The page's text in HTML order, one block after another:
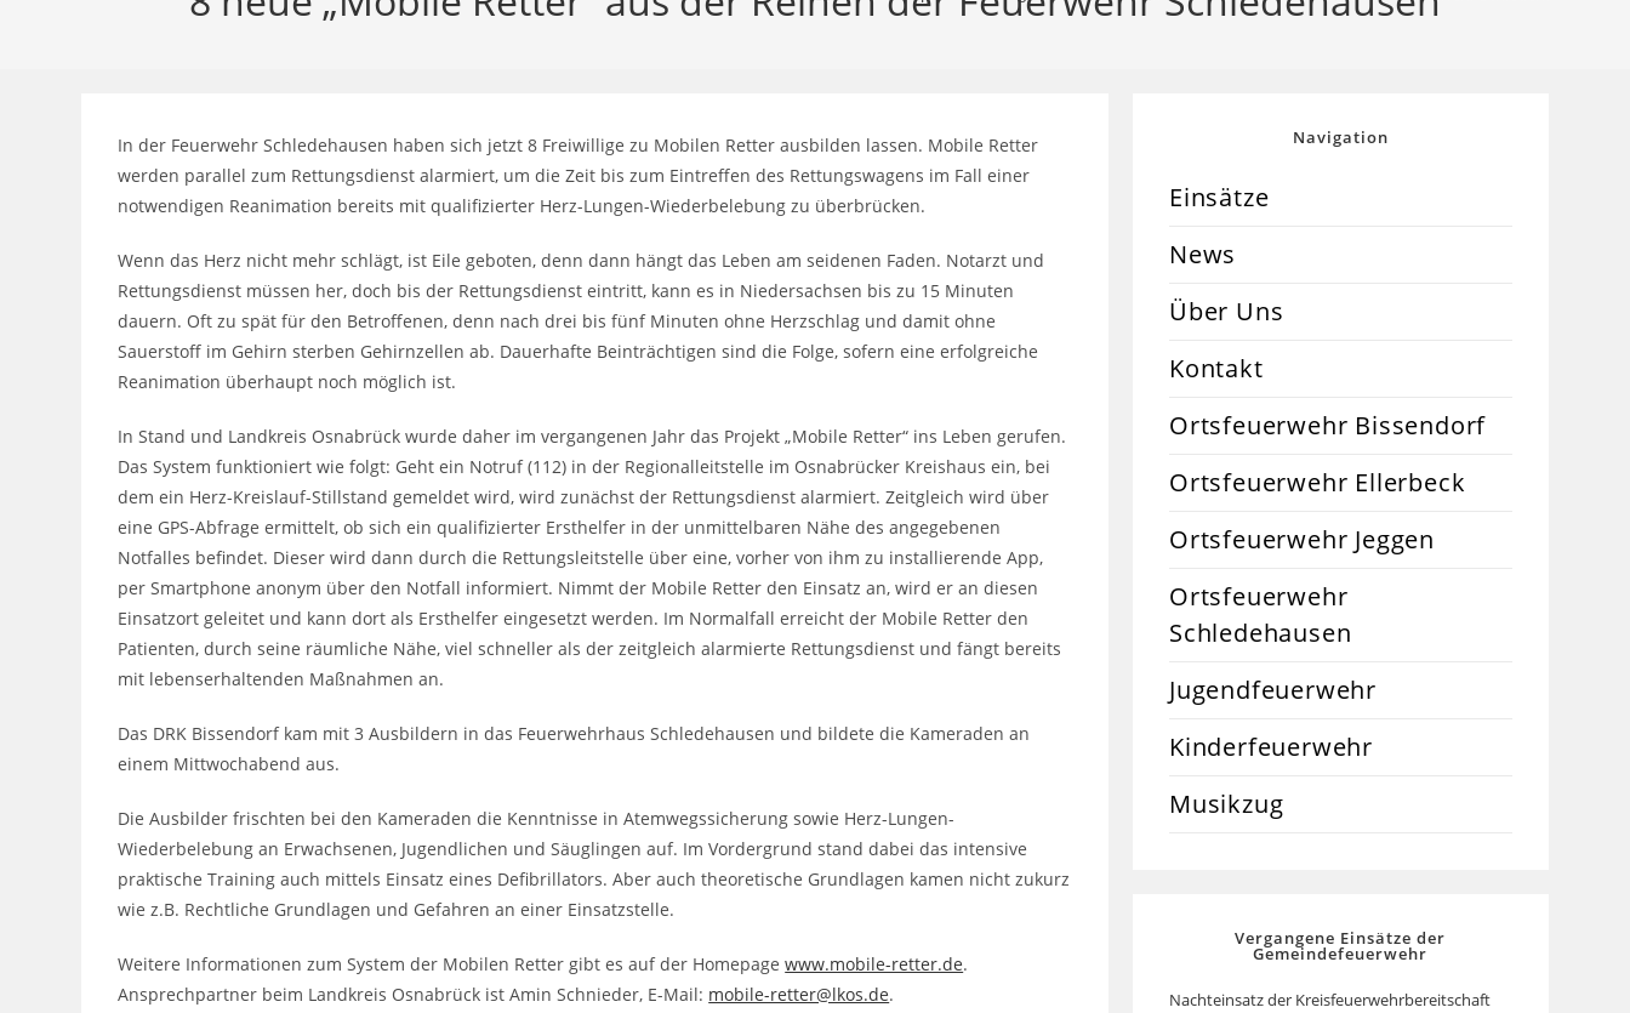
In der Feuerwehr Schledehausen haben sich jetzt 8 Freiwillige zu Mobilen Retter ausbilden lassen. Mobile Retter
werden parallel zum Rettungsdienst alarmiert, um die Zeit bis zum Eintreffen des Rettungswagens im Fall einer
notwendigen Reanimation bereits mit qualifizierter Herz-Lungen-Wiederbelebung zu überbrücken.
Wenn das Herz nicht mehr schlägt, ist Eile geboten, denn dann hängt das Leben am seidenen Faden. Notarzt und
Rettungsdienst müssen her, doch bis der Rettungsdienst eintritt, kann es in Niedersachsen bis zu 15 Minuten
dauern. Oft zu spät für den Betroffenen, denn nach drei bis fünf Minuten ohne Herzschlag und damit ohne
Sauerstoff im Gehirn sterben Gehirnzellen ab. Dauerhafte Beinträchtigen sind die Folge, sofern eine erfolgreiche
Reanimation überhaupt noch möglich ist.
In Stand und Landkreis Osnabrück wurde daher im vergangenen Jahr das Projekt „Mobile Retter“ ins Leben gerufen.
Das System funktioniert wie folgt: Geht ein Notruf (112) in der Regionalleitstelle im Osnabrücker Kreishaus ein, bei
dem ein Herz-Kreislauf-Stillstand gemeldet wird, wird zunächst der Rettungsdienst alarmiert. Zeitgleich wird über
eine GPS-Abfrage ermittelt, ob sich ein qualifizierter Ersthelfer in der unmittelbaren Nähe des angegebenen
Notfalles befindet. Dieser wird dann durch die Rettungsleitstelle über eine, vorher von ihm zu installierende App,
per Smartphone anonym über den Notfall informiert. Nimmt der Mobile Retter den Einsatz an, wird er an diesen
Einsatzort geleitet und kann dort als Ersthelfer eingesetzt werden. Im Normalfall erreicht der Mobile Retter den
Patienten, durch seine räumliche Nähe, viel schneller als der zeitgleich alarmierte Rettungsdienst und fängt bereits
mit lebenserhaltenden Maßnahmen an.
Das DRK Bissendorf kam mit 3 Ausbildern in das Feuerwehrhaus Schledehausen und bildete die Kameraden an
einem Mittwochabend aus.
Die Ausbilder frischten bei den Kameraden die Kenntnisse in Atemwegssicherung sowie Herz-Lungen-
Wiederbelebung an Erwachsenen, Jugendlichen und Säuglingen auf. Im Vordergrund stand dabei das intensive
praktische Training auch mittels Einsatz eines Defibrillators. Aber auch theoretische Grundlagen kamen nicht zukurz
wie z.B. Rechtliche Grundlagen und Gefahren an einer Einsatzstelle.
Weitere Informationen zum System der Mobilen Retter gibt es auf der Homepagewww.mobile-retter.de.
Ansprechpartner beim Landkreis Osnabrück ist Amin Schnieder, E-Mail: mobile-retter@lkos.de.
Navigation
Einsätze
News
Über Uns
Kontakt
Ortsfeuerwehr Bissendorf
Ortsfeuerwehr Ellerbeck
Ortsfeuerwehr Jeggen
Ortsfeuerwehr
Schledehausen
Jugendfeuerwehr
Kinderfeuerwehr
Musikzug
Vergangene Einsätze der
Gemeindefeuerwehr
Nachteinsatz der Kreisfeuerwehrbereitschaft